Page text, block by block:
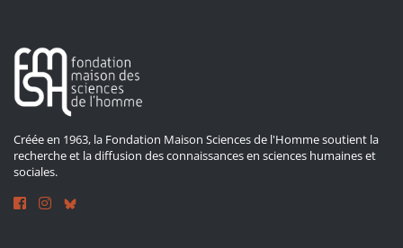
Créée en 1963, la Fondation Maison Sciences de l'Homme soutient la
recherche et la diffusion des connaissances en sciences humaines et
sociales.